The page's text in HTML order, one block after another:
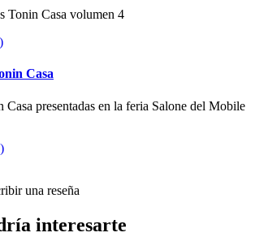
Tonin Casa volumen 4
Casa
Casa presentadas en la feria Salone del Mobile
una reseña
interesarte